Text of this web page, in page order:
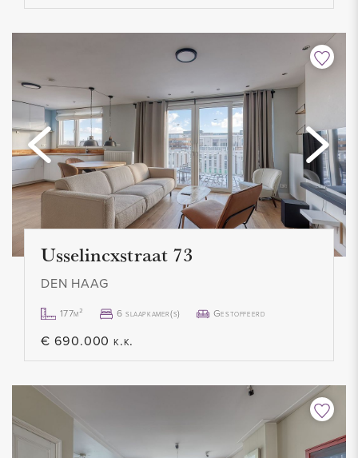
Usselincxstraat 73
DEN HAAG
177m² 6 slaapkamer(s) Gestoffeerd
€ 690.000 k.k.